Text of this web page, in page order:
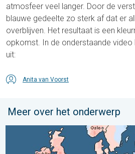
atmosfeer veel langer. Door de
blauwe gedeelte zo sterk af dat er
overblijven. Het resultaat is een
opkomst. In de onderstaande
uit:
Anita van Voorst
Meer over het onderwerp
Grote weersverschillen in juli.